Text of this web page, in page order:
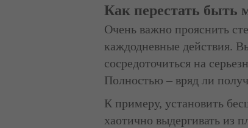
Как перестать быть
Очень важно прояснить
каждодневные действия.
сосредоточиться на
Полностью – вряд ли
К примеру, установить
хаотично выдергивать из